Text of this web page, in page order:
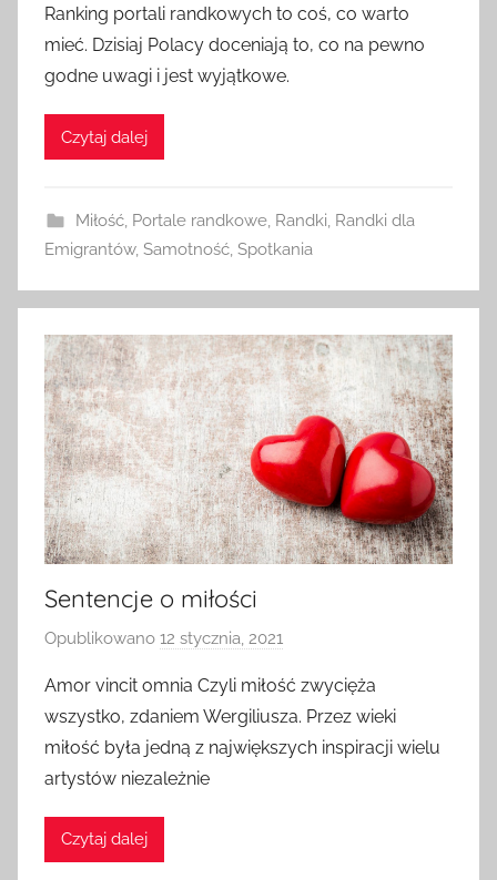
z
e
z
n
Ranking portali randkowych to coś, co warto
mieć. Dzisiaj Polacy doceniają to, co na pewno
godne uwagi i jest wyjątkowe.
Czytaj dalej
Miłość, Portale randkowe, Randki, Randki dla
Emigrantów, Samotność, Spotkania
Sentencje o miłości
Opublikowano 12 stycznia, 2021
z
e
z
Amor vincit omnia Czyli miłość zwycięża
wszystko, zdaniem Wergiliusza. Przez wieki
miłość była jedną z największych inspiracji wielu
artystów niezależnie
Czytaj dalej